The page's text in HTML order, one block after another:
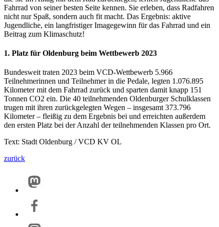
Fahrrad von seiner besten Seite kennen. Sie erleben, dass Radfahren
nicht nur Spaß, sondern auch fit macht. Das Ergebnis: aktive
Jugendliche, ein langfristiger Imagegewinn für das Fahrrad und ein
Beitrag zum Klimaschutz!
1. Platz für Oldenburg beim Wettbewerb 2023
Bundesweit traten 2023 beim VCD-Wettbewerb 5.966
Teilnehmerinnen und Teilnehmer in die Pedale, legten 1.076.895
Kilometer mit dem Fahrrad zurück und sparten damit knapp 151
Tonnen CO2 ein. Die 40 teilnehmenden Oldenburger Schulklassen
trugen mit ihren zurückgelegten Wegen – insgesamt 373.796
Kilometer – fleißig zu dem Ergebnis bei und erreichten außerdem
den ersten Platz bei der Anzahl der teilnehmenden Klassen pro Ort.
Text: Stadt Oldenburg / VCD KV OL
zurück